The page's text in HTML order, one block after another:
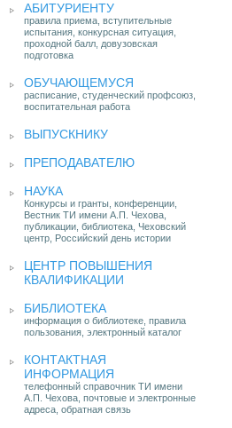
АБИТУРИЕНТУ
правила приема, вступительные
испытания, конкурсная ситуация,
проходной балл, довузовская
подготовка
ОБУЧАЮЩЕМУСЯ
расписание, студенческий профсоюз,
воспитательная работа
ВЫПУСКНИКУ
ПРЕПОДАВАТЕЛЮ
НАУКА
Конкурсы и гранты, конференции,
Вестник ТИ имени А.П. Чехова,
публикации, библиотека, Чеховский
центр, Российский день истории
ЦЕНТР ПОВЫШЕНИЯ
КВАЛИФИКАЦИИ
БИБЛИОТЕКА
информация о библиотеке, правила
пользования, электронный каталог
КОНТАКТНАЯ
ИНФОРМАЦИЯ
телефонный справочник ТИ имени
А.П. Чехова, почтовые и электронные
адреса, обратная связь